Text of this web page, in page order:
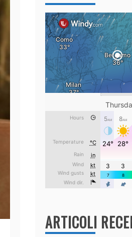
ARTICOLI